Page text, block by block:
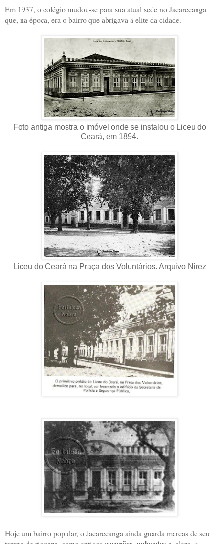
Em 1937, o colégio mudou-se para sua atual sede no Jacarecanga
que, na época, era o bairro que abrigava a elite da cidade.
Foto antiga mostra o imóvel onde se instalou o Liceu do
Ceará, em 1894.
Liceu do Ceará na Praça dos Voluntários. Arquivo Nirez
Hoje um bairro popular, o Jacarecanga ainda guarda marcas de seu